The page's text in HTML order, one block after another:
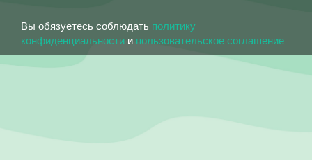
Вы обязуетесь соблюдать политику
конфиденциальности и пользовательское соглашение